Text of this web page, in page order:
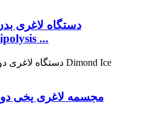
دستگاه لاغری
...